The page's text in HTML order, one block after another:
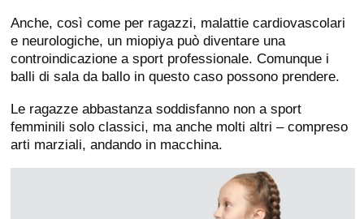
Anche, così come per ragazzi, malattie cardiovascolari
e neurologiche, un miopiya può diventare una
controindicazione a sport professionale. Comunque i
balli di sala da ballo in questo caso possono prendere.
Le ragazze abbastanza soddisfanno non a sport
femminili solo classici, ma anche molti altri – compreso
arti marziali, andando in macchina.